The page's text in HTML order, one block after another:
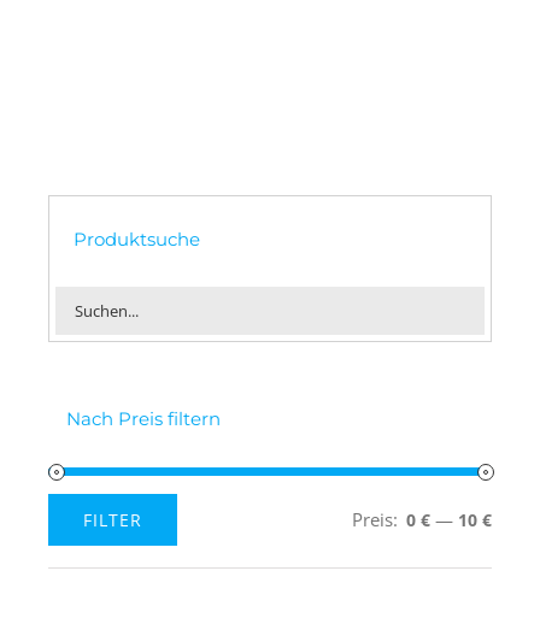
Produktsuche
Nach Preis filtern
Preis
Preis
FILTER Preis: 0 € — 10 €